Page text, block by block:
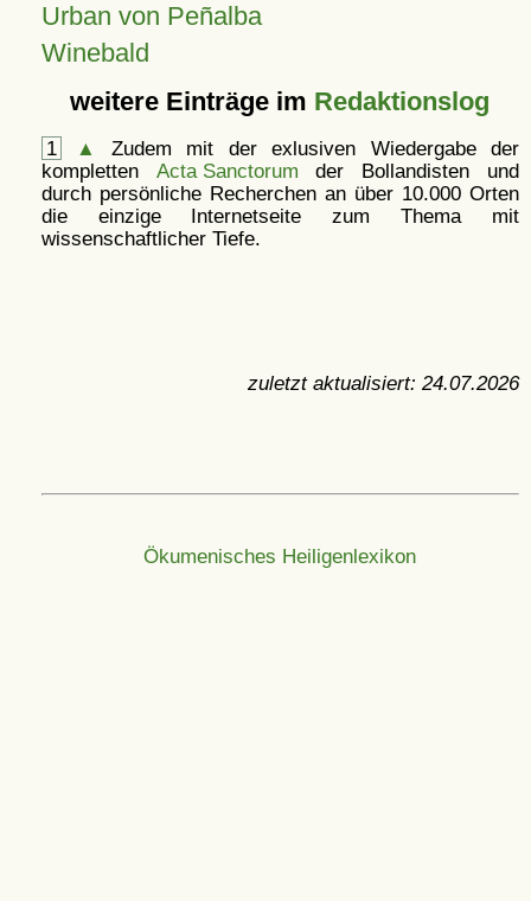
Urban von Peñalba
Winebald
weitere Einträge im Redaktionslog
1 ▲
Zudem mit der exlusiven Wiedergabe der
kompletten Acta Sanctorum der Bollandisten und
durch persönliche Recherchen an über 10.000 Orten
die einzige Internetseite zum Thema mit
wissenschaftlicher Tiefe.
zuletzt aktualisiert: 24.07.2026
Ökumenisches Heiligenlexikon